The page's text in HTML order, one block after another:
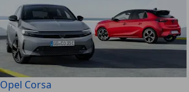
Opel Corsa